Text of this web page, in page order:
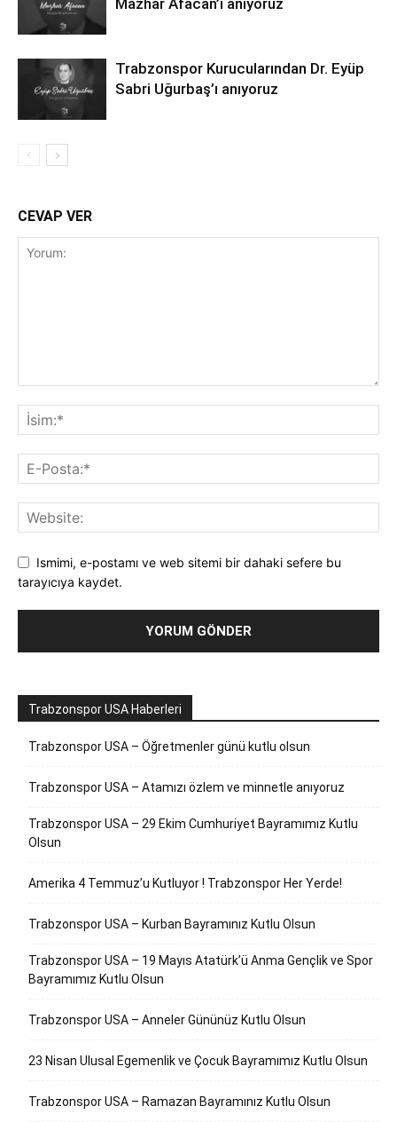
Mazhar Afacan’ı anıyoruz
Trabzonspor Kurucularından Dr. Eyüp
Sabri Uğurbaş’ı anıyoruz
CEVAP VER
Ismimi, e-postamı ve web sitemi bir dahaki sefere bu
tarayıcıya kaydet.
Trabzonspor USA Haberleri
Trabzonspor USA – Öğretmenler günü kutlu olsun
Trabzonspor USA – Atamızı özlem ve minnetle anıyoruz
Trabzonspor USA – 29 Ekim Cumhuriyet Bayramımız Kutlu
Olsun
Amerika 4 Temmuz’u Kutluyor ! Trabzonspor Her Yerde!
Trabzonspor USA – Kurban Bayramınız Kutlu Olsun
Trabzonspor USA – 19 Mayıs Atatürk’ü Anma Gençlik ve Spor
Bayramımız Kutlu Olsun
Trabzonspor USA – Anneler Gününüz Kutlu Olsun
23 Nisan Ulusal Egemenlik ve Çocuk Bayramımız Kutlu Olsun
Trabzonspor USA – Ramazan Bayramınız Kutlu Olsun